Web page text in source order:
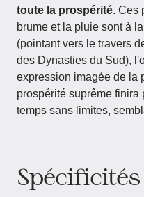
toute la prospérité. Ces
brume et la pluie sont à
(pointant vers le travers
des Dynasties du Sud),
expression imagée de la
prospérité suprême finira
temps sans limites,